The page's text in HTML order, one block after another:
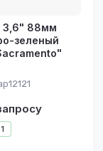
88мм
зеленый
1